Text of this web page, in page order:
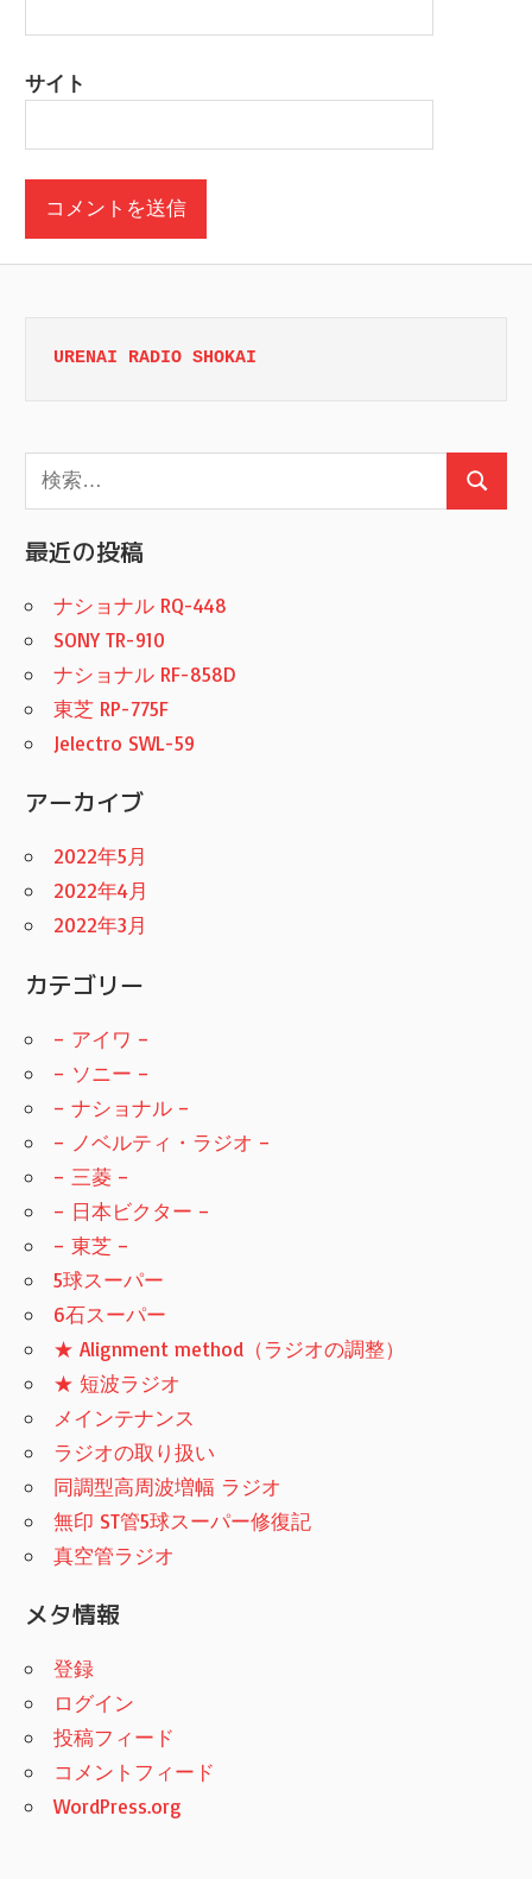
サイト
URENAI RADIO SHOKAI
検
索:
検
最近の投稿
ナショナル RQ-448
SONY TR-910
ナショナル RF-858D
東芝 RP-775F
Jelectro SWL-59
アーカイブ
2022年5月
2022年4月
2022年3月
カテゴリー
– アイワ –
– ソニー –
– ナショナル –
– ノベルティ・ラジオ –
– 三菱 –
– 日本ビクター –
– 東芝 –
5球スーパー
6石スーパー
★ Alignment method（ラジオの調整）
★ 短波ラジオ
メインテナンス
ラジオの取り扱い
同調型高周波増幅 ラジオ
無印 ST管5球スーパー修復記
真空管ラジオ
メタ情報
登録
ログイン
投稿フィード
コメントフィード
WordPress.org